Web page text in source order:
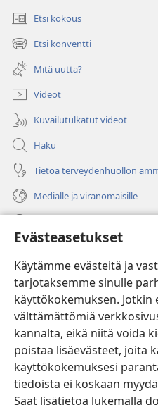
Evästeasetukset
Käytämme evästeitä ja
tarjotaksemme sinulle
käyttökokemuksen. Jotkin
välttämättömiä
kannalta, eikä niitä voida
poistaa lisäevästeet, joita
käyttökokemuksesi
tiedoista ei koskaan
Saat lisätietoa lukemalla
Etsi kokous
(avaa
uuden
ikkunan)
Etsi konventti
(avaa
uuden
ikkunan)
Mitä uutta?
Videot
Kuvailutulkatut videot
Haku
Tietoa terveydenhuollon
Medialle ja viranomaisille
(avaa
uuden
ikkunan)Vartiotornin
(avaa
uuden
ikkunan)JW Hub ®
(avaa
uuden
ikkunan)
®
Watchtower Library